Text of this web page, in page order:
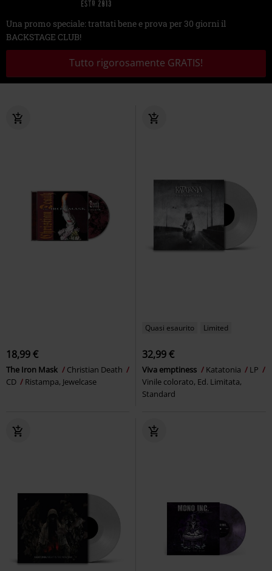
Una promo speciale: trattati bene e prova per 30 giorni il
BACKSTAGE CLUB!
Tutto rigorosamente GRATIS!
18,99 €
The Iron Mask
Christian Death
CD
Ristampa, Jewelcase
Quasi esaurito Limited
32,99 €
Viva emptiness Katatonia
LP
Vinile colorato, Ed. Limitata,
Standard